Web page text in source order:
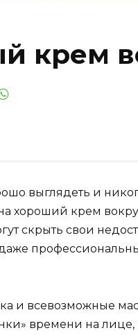
крем
выглядеть и
хороший крем
скрыть свои
и всевозможные
времени на лице,